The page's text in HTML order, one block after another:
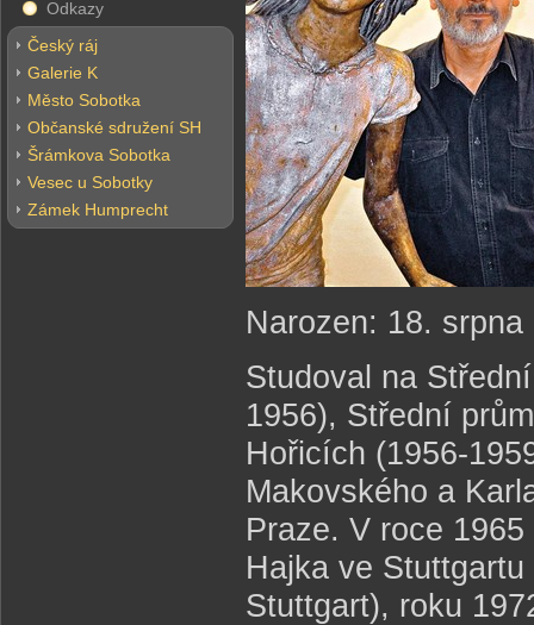
Odkazy
Český ráj
Galerie K
Město Sobotka
Občanské sdružení SH
Šrámkova Sobotka
Vesec u Sobotky
Zámek Humprecht
Narozen: 18.
Studoval na
1956), Střední
Hořicích (1956-
Makovského a
Praze. V roce
Hajka ve
Stuttgart), roku